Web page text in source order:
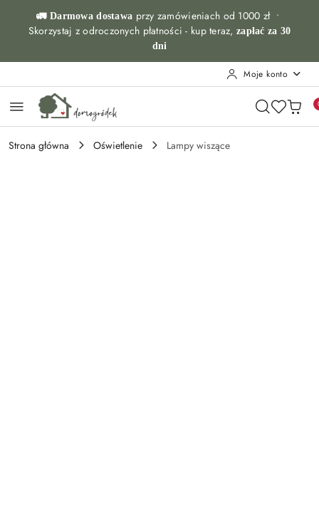
Przejdź do treści głównej
Przejdź do wyszukiwarki
Przejdź do moje konto
Przejdź do menu głównego
Przejdź do opisu produktu
Przejdź do stopki
🚛 Darmowa dostawa przy zamówieniach od 1000 zł •
Skorzystaj z odroczonych płatności - kup teraz, zapłać za 30
dni
Moje konto
Strona główna Oświetlenie Lampy wiszące